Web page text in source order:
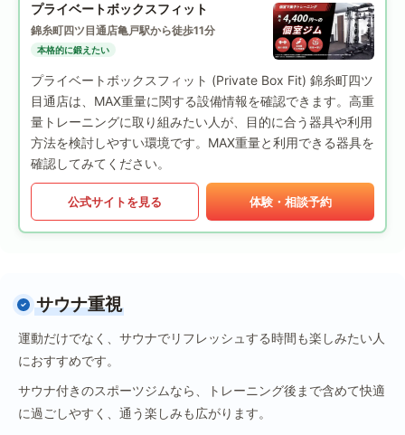
プライベートボックスフィット
錦糸町四ツ目通店亀戸駅から徒歩11分
本格的に鍛えたい
プライベートボックスフィット (Private Box Fit) 錦糸町四ツ
目通店は、MAX重量に関する設備情報を確認できます。高重
量トレーニングに取り組みたい人が、目的に合う器具や利用
方法を検討しやすい環境です。MAX重量と利用できる器具を
確認してみてください。
公式サイトを見る 体験・相談予約
サウナ重視
運動だけでなく、サウナでリフレッシュする時間も楽しみたい人
におすすめです。
サウナ付きのスポーツジムなら、トレーニング後まで含めて快適
に過ごしやすく、通う楽しみも広がります。